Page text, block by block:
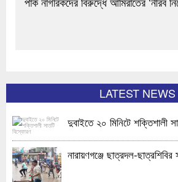
LATEST NEWS
দুবাইতে ২০ মিনিটে শক্তিশালী
নারায়ণগঞ্জে ছাত্রদল-ছাত্রশিবির